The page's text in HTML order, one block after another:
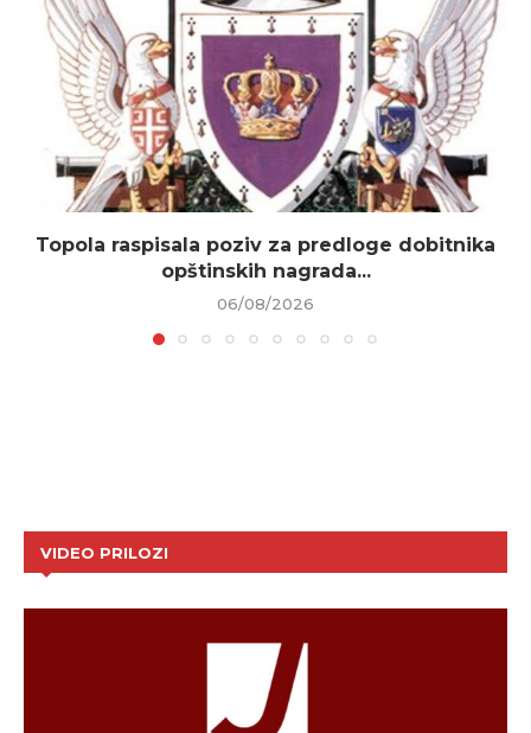
Topola raspisala poziv za predloge dobitnika
opštinskih nagrada...
06/08/2026
VIDEO PRILOZI